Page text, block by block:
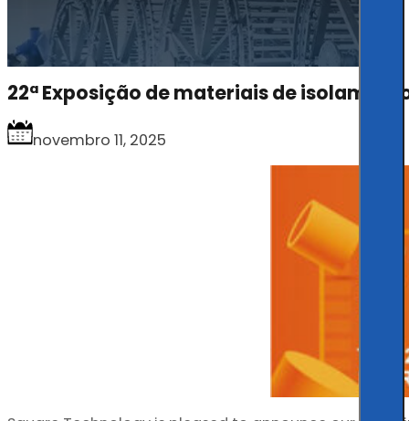
22ª Exposição de materiais de
novembro 11, 2025